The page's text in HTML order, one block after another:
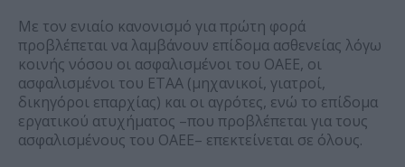
Με τον ενιαίο κανονισμό για πρώτη φορά
προβλέπεται να λαμβάνουν επίδομα ασθενείας λόγω
κοινής νόσου οι ασφαλισμένοι του ΟΑΕΕ, οι
ασφαλισμένοι του ΕΤΑΑ (μηχανικοί, γιατροί,
δικηγόροι επαρχίας) και οι αγρότες, ενώ το επίδομα
εργατικού ατυχήματος –που προβλέπεται για τους
ασφαλισμένους του ΟΑΕΕ– επεκτείνεται σε όλους.